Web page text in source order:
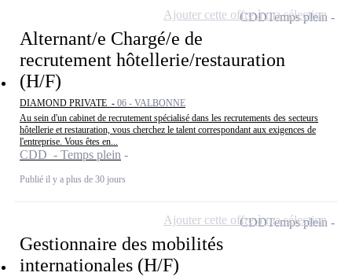
Alternant/e Chargé/e de
recrutement hôtellerie/restauration
(H/F)
DIAMOND PRIVATE - 06 - VALBONNE
Au sein d'un cabinet de recrutement spécialisé dans les recrutements des secteurs
hôtellerie et restauration, vous cherchez le talent correspondant aux exigences de
l'entreprise. Vous êtes en...
CDD - Temps plein
Publié il y a plus de 30 jours
CDDTemps plein
Ajouter cette offre à ma sélection
Gestionnaire des mobilités
internationales (H/F)
CDDTemps plein
Ajouter cette offre à ma sélection